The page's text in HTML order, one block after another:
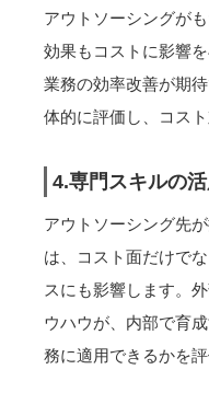
アウトソーシングが
効果もコストに影響
業務の効率改善が期
体的に評価し、コス
4.専門スキルの活
アウトソーシング先
は、コスト面だけで
スにも影響します。
ウハウが、内部で育
務に適用できるかを評